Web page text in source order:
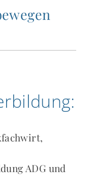
ADG und